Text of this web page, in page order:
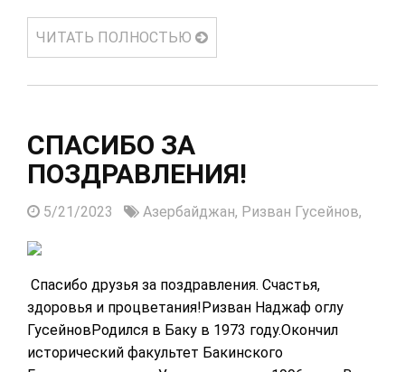
ЧИТАТЬ ПОЛНОСТЬЮ
СПАСИБО ЗА
ПОЗДРАВЛЕНИЯ!
5/21/2023 Азербайджан, Ризван Гусейнов,
Спасибо друзья за поздравления. Счастья,
здоровья и процветания!Ризван Наджаф оглу
ГусейновРодился в Баку в 1973 году.Окончил
исторический факультет Бакинского